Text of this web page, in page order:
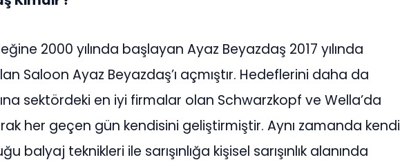
2000 yılında başlayan Ayaz Beyazdaş 2017 yılında
Saloon Ayaz Beyazdaş’ı açmıştır. Hedeflerini daha da
sektördeki en iyi firmalar olan Schwarzkopf ve Wella’da
her geçen gün kendisini geliştirmiştir. Aynı zamanda kendi
balyaj teknikleri ile sarışınlığa kişisel sarışınlık alanında